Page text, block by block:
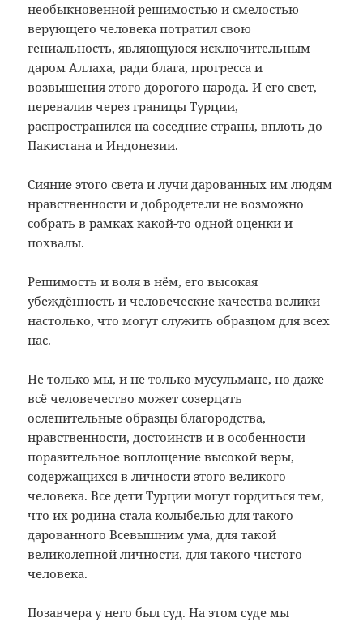
необыкновенной решимостью и смелостью
верующего человека потратил свою
гениальность, являющуюся исключительным
даром Аллаха, ради блага, прогресса и
возвышения этого дорогого народа. И его свет,
перевалив через границы Турции,
распространился на соседние страны, вплоть до
Пакистана и Индонезии.
Сияние этого света и лучи дарованных им людям
нравственности и добродетели не возможно
собрать в рамках какой-то одной оценки и
похвалы.
Решимость и воля в нём, его высокая
убеждённость и человеческие качества велики
настолько, что могут служить образцом для всех
нас.
Не только мы, и не только мусульмане, но даже
всё человечество может созерцать
ослепительные образцы благородства,
нравственности, достоинств и в особенности
поразительное воплощение высокой веры,
содержащихся в личности этого великого
человека. Все дети Турции могут гордиться тем,
что их родина стала колыбелью для такого
дарованного Всевышним ума, для такой
великолепной личности, для такого чистого
человека.
Позавчера у него был суд. На этом суде мы